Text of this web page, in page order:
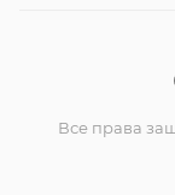
Все права